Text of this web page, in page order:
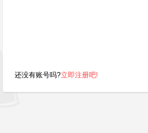
还没有账号吗?立即注册吧!